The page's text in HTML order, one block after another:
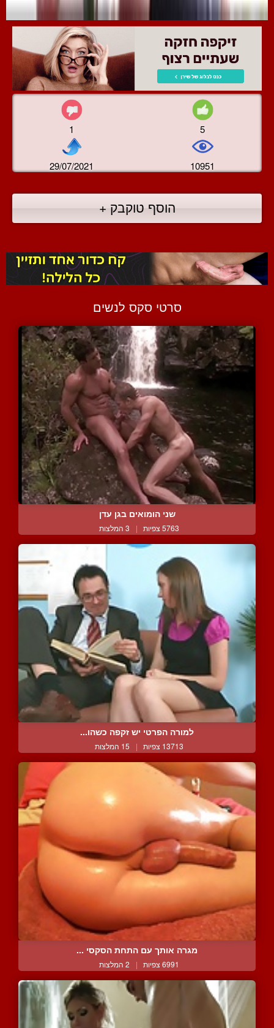
1 5
29/07/2021 10951
הוסף טוקבק +
סרטי סקס לנשים
שני הומואים בגן עדן
5763 צפיות | 3 המלצות
למורה הפרטי יש זקפה כשהו...
13713 צפיות | 15 המלצות
מגרה אותך עם התחת הסקסי ...
6991 צפיות | 2 המלצות